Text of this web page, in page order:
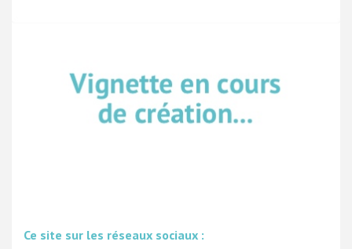
Ce site sur les réseaux sociaux :